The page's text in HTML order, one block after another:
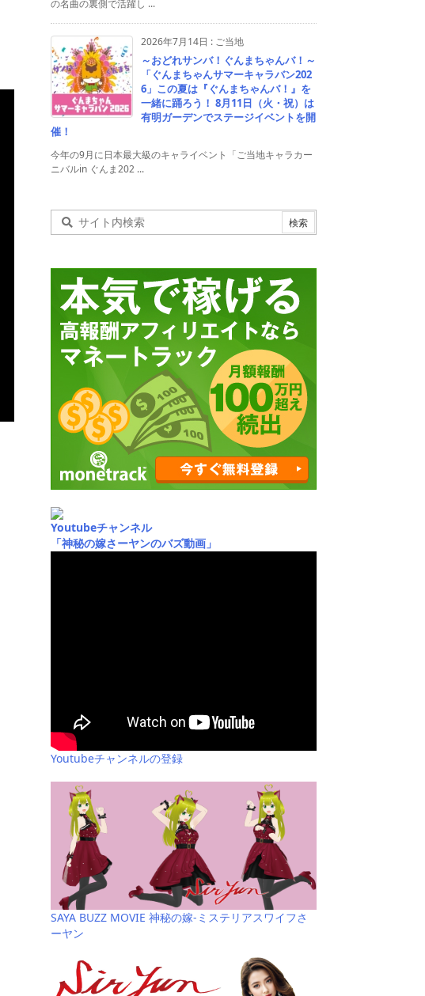
の名曲の裏側で活躍し ...
2026年7月14日 : ご当地
～おどれサンバ！ぐんまちゃんバ！～
「ぐんまちゃんサマーキャラバン202
6」この夏は『ぐんまちゃんバ！』を
一緒に踊ろう！ 8月11日（火・祝）は
有明ガーデンでステージイベントを開
催！
今年の9月に日本最大級のキャライベント「ご当地キャラカー
ニバルin ぐんま202 ...
Youtubeチャンネル
「神秘の嫁さーヤンのバズ動画」
Youtubeチャンネルの登録
SAYA BUZZ MOVIE 神秘の嫁-ミステリアスワイフさ
ーヤン